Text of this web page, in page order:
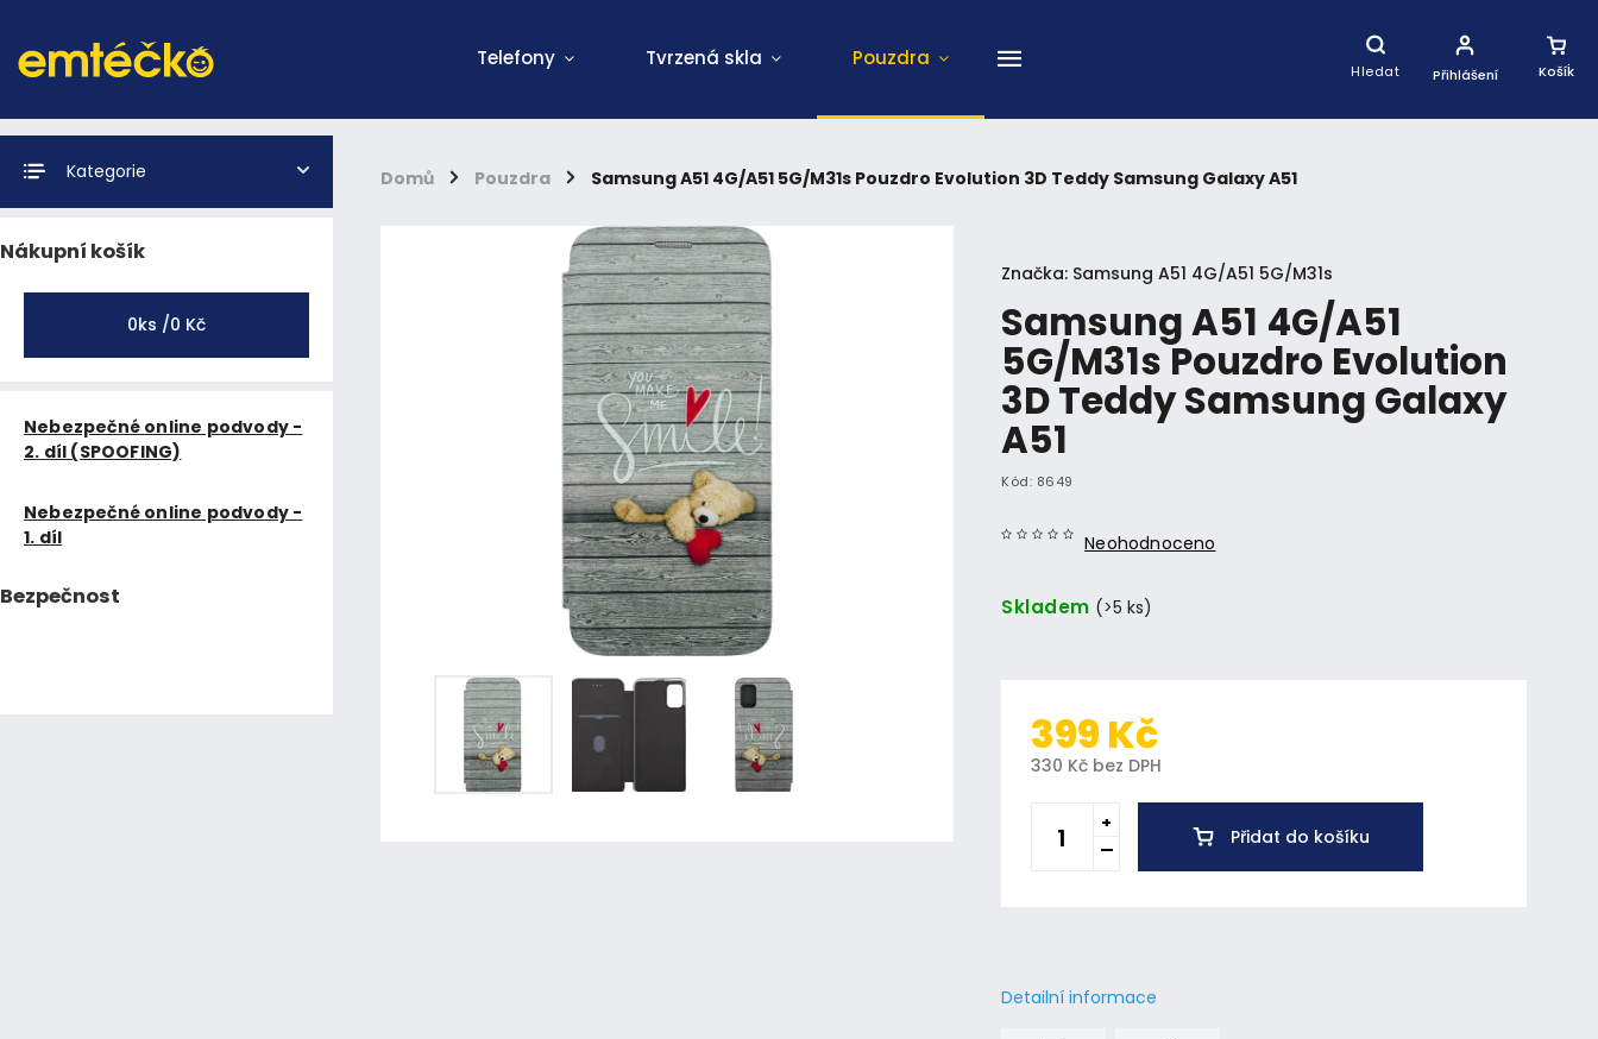
Hledat
Nákupní
Košík
Přihlášení
Telefony Tvrzená skla Pouzdra
Domů / Pouzdra / Samsung A51 4G/A51 5G/M31s Pouzdro Evolution 3D Teddy Samsung Galaxy A51
Kategorie
Nákupní košík
0ks /0 Kč
Nebezpečné online podvody -
2. díl (SPOOFING)
Nebezpečné online podvody -
1. díl
Bezpečnost
Samsung A51 4G/A51
5G/M31s Pouzdro Evolution
3D Teddy Samsung Galaxy
A51
Kód: 8649
Neohodnoceno
Značka: Samsung A51 4G/A51 5G/M31s
Skladem (>5 ks)
399 Kč
330 Kč bez DPH
Přidat do košíku
Detailní informace